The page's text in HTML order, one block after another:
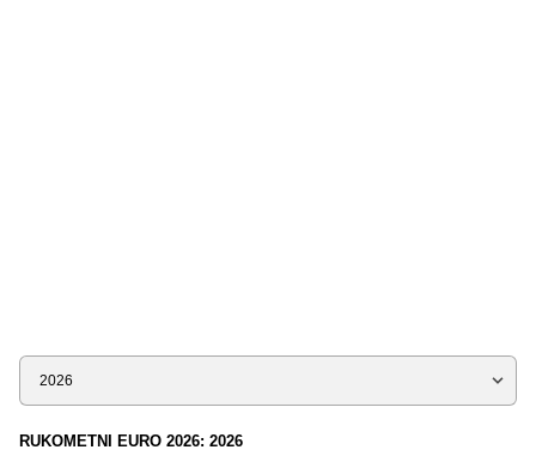
Sezona
RUKOMETNI EURO 2026: 2026